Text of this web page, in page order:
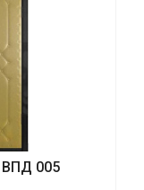
ВПД 005